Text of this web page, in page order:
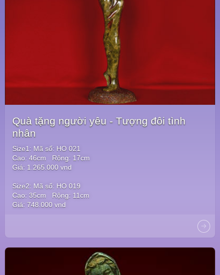
Quà tặng người yêu - Tượng đôi tình
nhân
Size1: Mã số: HO 021
Cao: 46cm Rộng: 17cm
Giá: 1.265.000 vnd
Size2: Mã số: HO 019
Cao: 35cm Rộng: 11cm
Giá: 748.000 vnd